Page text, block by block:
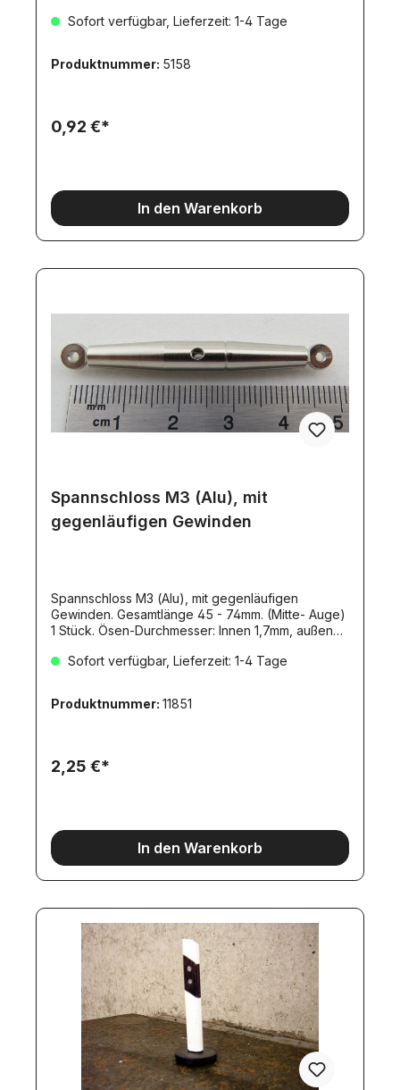
Sofort verfügbar, Lieferzeit: 1-4 Tage
Produktnummer: 5158
0,92 €*
In den Warenkorb
Spannschloss M3 (Alu), mit
gegenläufigen Gewinden
Spannschloss M3 (Alu), mit gegenläufigen
Gewinden. Gesamtlänge 45 - 74mm. (Mitte- Auge)
1 Stück. Ösen-Durchmesser: Innen 1,7mm, außen
Sofort verfügbar, Lieferzeit: 1-4 Tage
Produktnummer: 11851
2,25 €*
In den Warenkorb